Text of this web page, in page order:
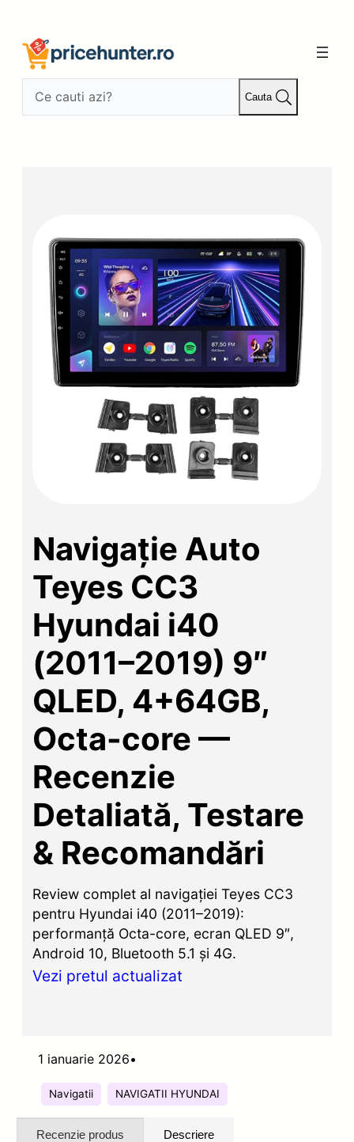
conținut
Cauta
Navigație Auto
Teyes CC3
Hyundai i40
(2011–2019) 9″
QLED, 4+64GB,
Octa-core —
Recenzie
Detaliată, Testare
& Recomandări
Review complet al navigației Teyes CC3
pentru Hyundai i40 (2011–2019):
performanță Octa-core, ecran QLED 9″,
Android 10, Bluetooth 5.1 și 4G.
Vezi pretul actualizat
1 ianuarie 2026•
Navigatii NAVIGATII HYUNDAI
Recenzie produs Descriere